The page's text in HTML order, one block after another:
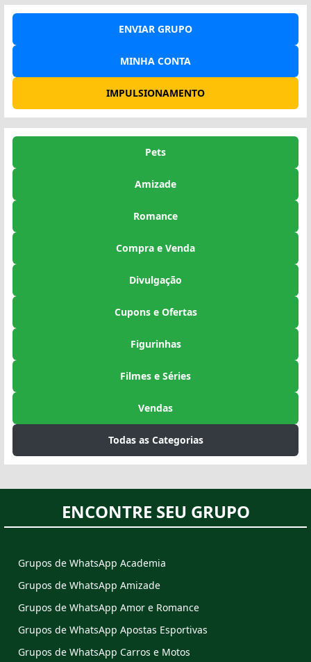
ENVIAR GRUPO
MINHA CONTA
IMPULSIONAMENTO
Pets
Amizade
Romance
Compra e Venda
Divulgação
Cupons e Ofertas
Figurinhas
Filmes e Séries
Vendas
Todas as Categorias
ENCONTRE SEU GRUPO
Grupos de WhatsApp Academia
Grupos de WhatsApp Amizade
Grupos de WhatsApp Amor e Romance
Grupos de WhatsApp Apostas Esportivas
Grupos de WhatsApp Carros e Motos